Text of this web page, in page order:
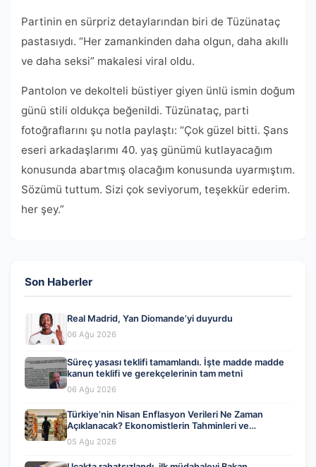
Partinin en sürpriz detaylarından biri de Tüzünataç
pastasıydı. “Her zamankinden daha olgun, daha akıllı
ve daha seksi” makalesi viral oldu.
Pantolon ve dekolteli büstiyer giyen ünlü ismin doğum
günü stili oldukça beğenildi. Tüzünataç, parti
fotoğraflarını şu notla paylaştı: “Çok güzel bitti. Şans
eseri arkadaşlarımı 40. yaş günümü kutlayacağım
konusunda abartmış olacağım konusunda uyarmıştım.
Sözümü tuttum. Sizi çok seviyorum, teşekkür ederim.
her şey.”
Son Haberler
Real Madrid, Yan Diomande’yi duyurdu
06 Ağu 2026
Süreç yasası teklifi tamamlandı. İşte madde madde
kanun teklifi ve gerekçelerinin tam metni
06 Ağu 2026
Türkiye’nin Nisan Enflasyon Verileri Ne Zaman
Açıklanacak? Ekonomistlerin Tahminleri ve
Beklentiler
05 Ağu 2026